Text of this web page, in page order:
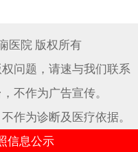
医院 版权所有
问题，请速与我们联系
不作为广告宣传。
作为诊断及医疗依据。
信息公示